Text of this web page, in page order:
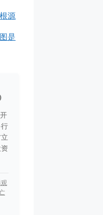
源
是
观